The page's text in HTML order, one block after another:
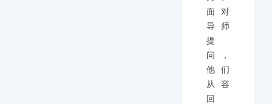
面对
导师
提
问，
他们
从容
回